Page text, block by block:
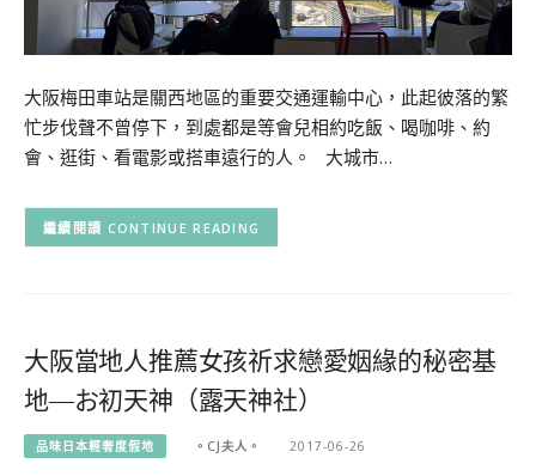
大阪梅田車站是關西地區的重要交通運輸中心，此起彼落的繁
忙步伐聲不曾停下，到處都是等會兒相約吃飯、喝咖啡、約
會、逛街、看電影或搭車遠行的人。 大城市…
CONTINUE READING
大阪當地人推薦女孩祈求戀愛姻緣的秘密基
地—お初天神（露天神社）
品味日本輕奢度假地 。CJ夫人。 2017-06-26